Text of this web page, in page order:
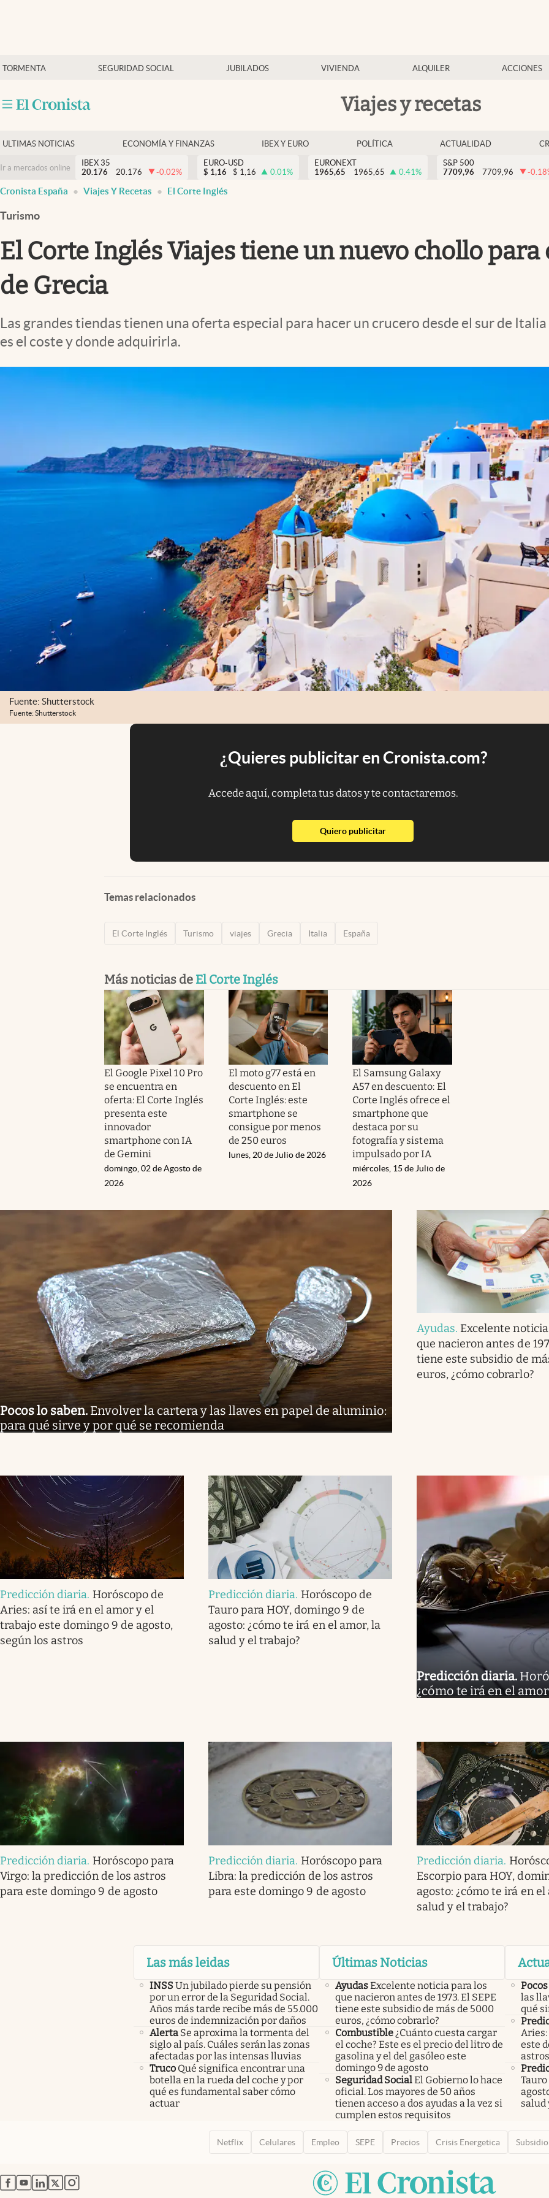
TORMENTA SEGURIDAD SOCIAL JUBILADOS VIVIENDA ALQUILER ACCIONES
Viajes y recetas
Economía y finanzas
Criptomonedas
ULTIMAS NOTICIAS ECONOMÍA Y FINANZAS IBEX Y EURO POLÍTICA ACTUALIDAD
Ir a mercados online
IBEX 35
20.176
20.176 -0.02%
EURO-USD
$ 1,16 $ 1,16 0.01%
EURONEXT
1965,65
1965,65 0.41%
S&P 500
7709,96
7709,96 -0.18
Cronista España Viajes Y Recetas El Corte Inglés
Turismo
El Corte Inglés Viajes tiene un nuevo chollo
de Grecia
Las grandes tiendas tienen una oferta especial para hacer un crucero desde el sur de
es el coste y donde adquirirla.
Fuente: Shutterstock
Fuente: Shutterstock
¿Quieres publicitar en Cronista.com?
Accede aquí, completa tus datos y te contactaremos.
Quiero publicitarabre en nueva pestaña
Temas relacionados
El Corte Inglés Turismo viajes Grecia Italia España
Más noticias de El Corte Inglés
El Google Pixel 10 Pro
se encuentra en
oferta: El Corte Inglés
presenta este
innovador
smartphone con IA
de Gemini
domingo, 02 de Agosto de
2026
El moto g77 está en
descuento en El
Corte Inglés: este
smartphone se
consigue por menos
de 250 euros
lunes, 20 de Julio de 2026
El Samsung Galaxy
A57 en descuento: El
Corte Inglés ofrece el
smartphone que
destaca por su
fotografía y sistema
impulsado por IA
miércoles, 15 de Julio de
2026
Pocos lo saben. Envolver la cartera y las llaves en papel de aluminio:
para qué sirve y por qué se recomienda
Ayudas. Excelente
que nacieron antes de
tiene este subsidio de
euros, ¿cómo cobrarlo?
Predicción diaria. Horóscopo de
Aries: así te irá en el amor y el
trabajo este domingo 9 de agosto,
según los astros
Predicción diaria. Horóscopo de
Tauro para HOY, domingo 9 de
agosto: ¿cómo te irá en el amor, la
salud y el trabajo?
Predicción diaria.
¿cómo te irá en el
Predicción diaria. Horóscopo para
Virgo: la predicción de los astros
para este domingo 9 de agosto
Predicción diaria. Horóscopo para
Libra: la predicción de los astros
para este domingo 9 de agosto
Predicción diaria.
Escorpio para HOY,
agosto: ¿cómo te irá en el
salud y el trabajo?
Las más leidas
INSSUn jubilado pierde su pensión
por un error de la Seguridad Social.
Años más tarde recibe más de 55.000
euros de indemnización por daños
Alerta Se aproxima la tormenta del
siglo al país. Cuáles serán las zonas
afectadas por las intensas lluvias
Truco Qué significa encontrar una
botella en la rueda del coche y por
qué es fundamental saber cómo
actuar
Últimas Noticias
AyudasExcelente noticia para los
que nacieron antes de 1973. El SEPE
tiene este subsidio de más de 5000
euros, ¿cómo cobrarlo?
Combustible¿Cuánto cuesta cargar
el coche? Este es el precio del litro de
gasolina y el del gasóleo este
domingo 9 de agosto
Seguridad SocialEl Gobierno lo hace
oficial. Los mayores de 50 años
tienen acceso a dos ayudas a la vez si
cumplen estos requisitos
las
qué
Aries:
este
astros
Tauro
salud
Netflix Celulares Empleo SEPE Precios Crisis Energetica Subsidio
abre en nueva pestaña
abre en nueva pestaña
abre en nueva pestaña
abre en nueva pestaña
abre en nueva pestaña